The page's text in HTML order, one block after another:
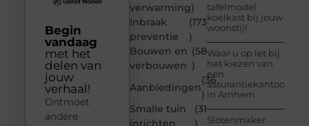
verwarming)
Inbraak
preventie
(173
)
Bouwen en
verbouwen
(58
)
Aanbiedingen
(36
)
Smalle tuin
inrichten
(31
)
tafelmodel
koelkast bij jouw
woonstijl
Waar u op let bij
het kiezen van
een
assurantiekantoor
in Arnhem
Slotenmaker
Begin
vandaag
met het
delen van
jouw
verhaal!
Ontmoet
andere